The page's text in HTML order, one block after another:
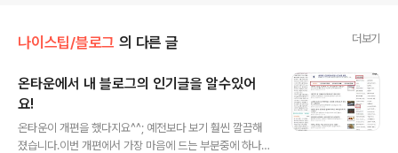
나이스팁/블로그 의 다른 글 더보기
온타운에서 내 블로그의 인기글을 알수있어
요!
온타운이 개편을 했다지요^^; 예전보다 보기 훨씬 깔끔해
졌습니다.이번 개편에서 가장 마음에 드는 부분중에 하나